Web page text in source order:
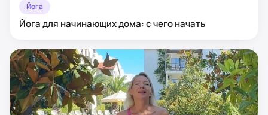
Йога
Йога для начинающих дома: с чего начать